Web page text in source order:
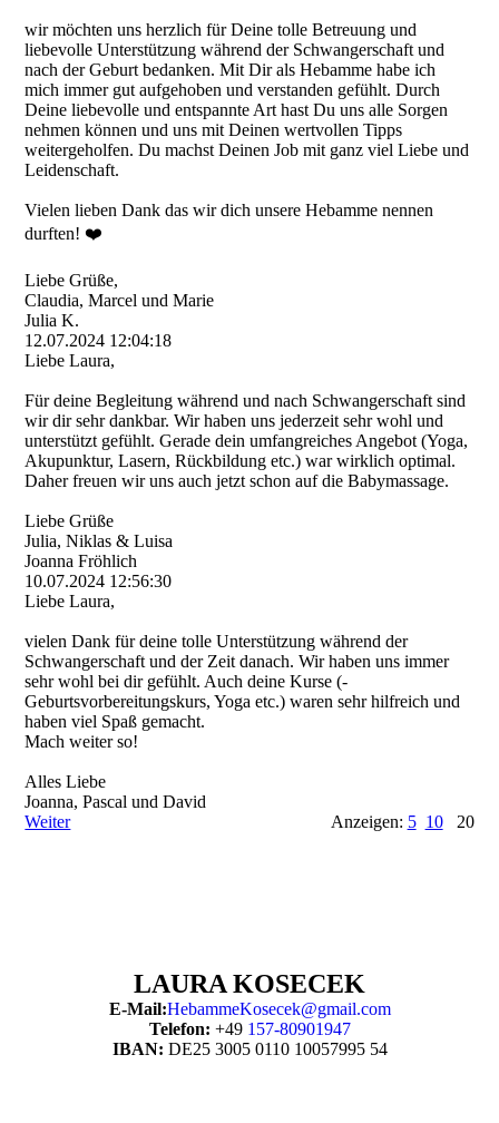
wir möchten uns herzlich für Deine tolle Betreuung und
liebevolle Unterstützung während der Schwangerschaft und
nach der Geburt bedanken. Mit Dir als Hebamme habe ich
mich immer gut aufgehoben und verstanden gefühlt. Durch
Deine liebevolle und entspannte Art hast Du uns alle Sorgen
nehmen können und uns mit Deinen wertvollen Tipps
weitergeholfen. Du machst Deinen Job mit ganz viel Liebe und
Leidenschaft.
Vielen lieben Dank das wir dich unsere Hebamme nennen
durften! ❤️
Liebe Grüße,
Claudia, Marcel und Marie
Julia K.
12.07.2024 12:04:18
Liebe Laura,
Für deine Begleitung während und nach Schwangerschaft sind
wir dir sehr dankbar. Wir haben uns jederzeit sehr wohl und
unterstützt gefühlt. Gerade dein umfangreiches Angebot (Yoga,
Akupunktur, Lasern, Rückbildung etc.) war wirklich optimal.
Daher freuen wir uns auch jetzt schon auf die Babymassage.
Liebe Grüße
Julia, Niklas & Luisa
Joanna Fröhlich
10.07.2024 12:56:30
Liebe Laura,
vielen Dank für deine tolle Unterstützung während der
Schwangerschaft und der Zeit danach. Wir haben uns immer
sehr wohl bei dir gefühlt. Auch deine Kurse (­
Geburtsvorbereitungskurs­, Yoga etc.) waren sehr hilfreich und
haben viel Spaß gemacht.
Mach weiter so!
Alles Liebe
Joanna, Pascal und David
Weiter
Anzeigen: 5 1020
LAURA KOSECEK
E-Mail:HebammeKosecek@gmail.com
Telefon: +49 157-80901947
IBAN: DE25 3005 0110 10057995 54